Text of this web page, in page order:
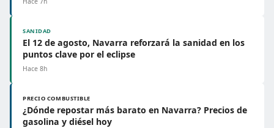
SANIDAD
El 12 de agosto, Navarra reforzará la sanidad en los
puntos clave por el eclipse
Hace 8h
PRECIO COMBUSTIBLE
¿Dónde repostar más barato en Navarra? Precios de
gasolina y diésel hoy